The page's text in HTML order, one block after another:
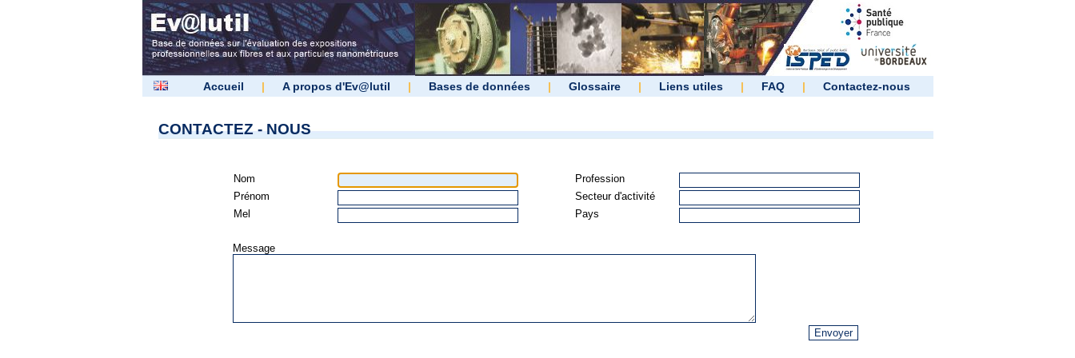
Accueil | A propos d'Ev@lutil | Bases de données | Glossaire | Liens utiles | FAQ | Contactez-nous
CONTACTEZ - NOUS
Profession
Secteur d'activité
Pays
Nom
Prénom
Mel
Message